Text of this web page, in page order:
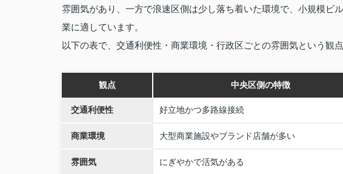
雰囲気があり、一方で浪速区側は少し落ち着いた環境で、小規模ビ
業に適しています。
以下の表で、交通利便性・商業環境・行政区ごとの雰囲気という観
観点 中央区側の特徴
交通利便性 好立地かつ多路線接続
商業環境 大型商業施設やブランド店舗が多い
雰囲気 にぎやかで活気がある